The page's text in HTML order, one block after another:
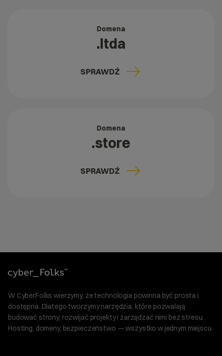
Domena
.ltda
SPRAWDŹ
Domena
.store
SPRAWDŹ
W CyberFolks wierzymy, że technologia powinna być prosta i
dostępna. Dlatego tworzymy narzędzia, które pozwalają
budować strony, rozwijać projekty i zarządzać nimi bez stresu.
Hosting, domeny, bezpieczeństwo — wszystko w jednym miejscu.